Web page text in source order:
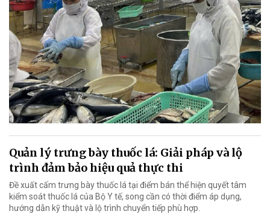
Quản lý trưng bày thuốc lá: Giải pháp và lộ
trình đảm bảo hiệu quả thực thi
Đề xuất cấm trưng bày thuốc lá tại điểm bán thể hiện quyết tâm
kiểm soát thuốc lá của Bộ Y tế, song cần có thời điểm áp dụng,
hướng dẫn kỹ thuật và lộ trình chuyển tiếp phù hợp.